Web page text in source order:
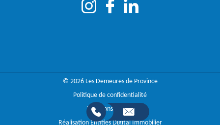
© 2026 Les Demeures de Province
Politique de confidentialité
Mentions légales
Réalisation Entities Digital Immobilier